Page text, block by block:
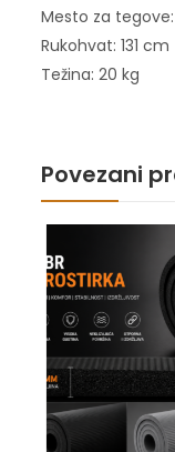
Mesto za
Rukohvat: 131 cm
Težina: 20 kg
Povezani